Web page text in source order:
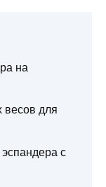
на
весов для
с